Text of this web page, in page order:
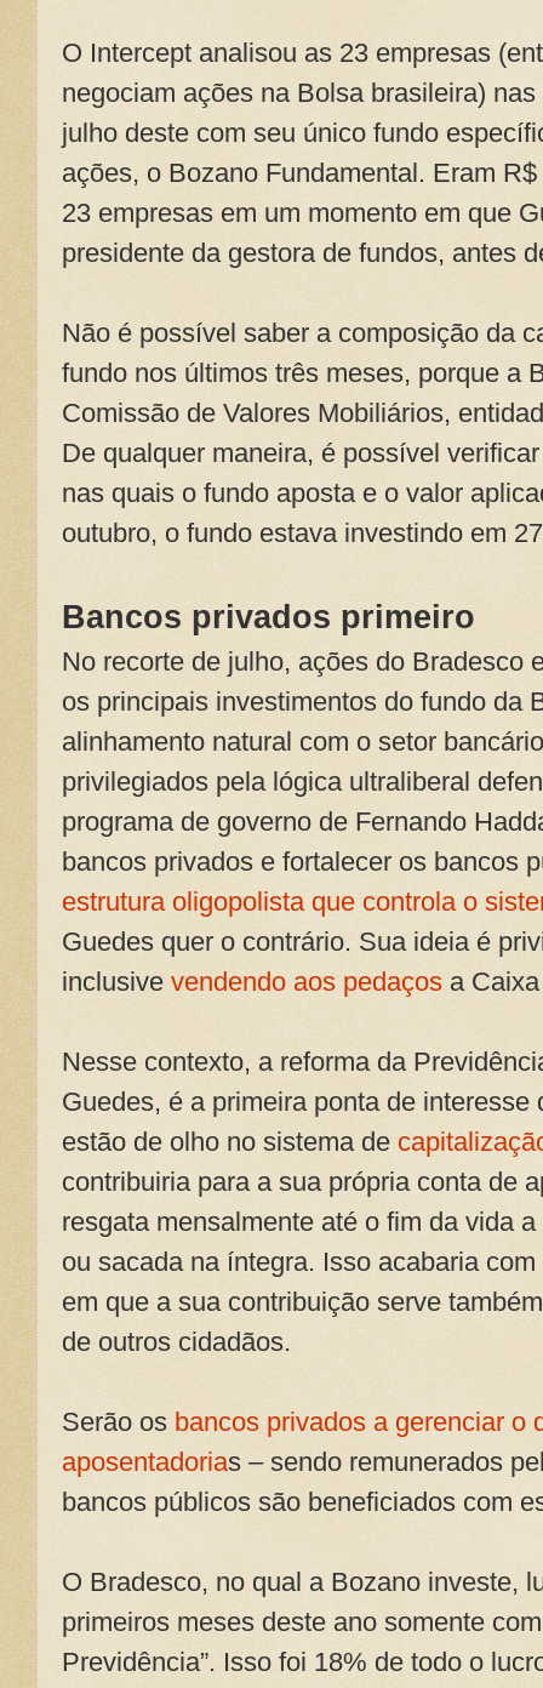
O Intercept analisou as 23 empresas
negociam ações na Bolsa brasileira)
julho deste com seu único fundo
ações, o Bozano Fundamental. Eram
23 empresas em um momento em que
presidente da gestora de fundos, antes
Não é possível saber a composição da
fundo nos últimos três meses, porque a
Comissão de Valores Mobiliários,
De qualquer maneira, é possível
nas quais o fundo aposta e o valor
outubro, o fundo estava investindo em
Bancos privados primeiro
No recorte de julho, ações do Bradesco
os principais investimentos do fundo da
alinhamento natural com o setor
privilegiados pela lógica ultraliberal
programa de governo de Fernando
bancos privados e fortalecer os bancos
estrutura oligopolista que controla o
Guedes quer o contrário. Sua ideia é
inclusive vendendo aos pedaços a
Nesse contexto, a reforma da
Guedes, é a primeira ponta de
estão de olho no sistema de
contribuiria para a sua própria conta de
resgata mensalmente até o fim da vida
ou sacada na íntegra. Isso acabaria
em que a sua contribuição serve
de outros cidadãos.
Serão os bancos privados a gerenciar o
aposentadorias – sendo remunerados
bancos públicos são beneficiados com
O Bradesco, no qual a Bozano investe,
primeiros meses deste ano somente
Previdência”. Isso foi 18% de todo o